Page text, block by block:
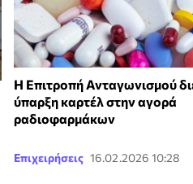
Η Επιτροπή Ανταγωνισμού
ύπαρξη καρτέλ στην αγορά
ραδιοφαρμάκων
Επιχειρήσεις 16.02.2026 10:28